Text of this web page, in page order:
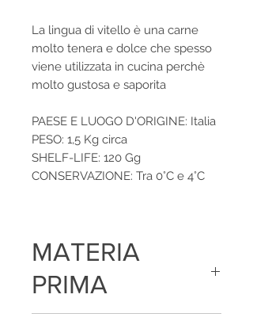
La lingua di vitello è una carne
molto tenera e dolce che spesso
viene utilizzata in cucina perchè
molto gustosa e saporita
PAESE E LUOGO D'ORIGINE: Italia
PESO: 1,5 Kg circa
SHELF-LIFE: 120 Gg
CONSERVAZIONE: Tra 0°C e 4°C
MATERIA
PRIMA